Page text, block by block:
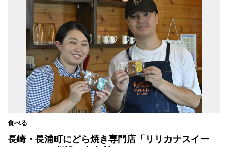
食べる
長崎・長浦町にどら焼き専門店「リリカナスイー